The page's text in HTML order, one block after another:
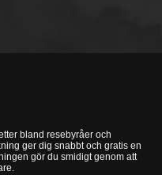
bland resebyråer och
ger dig snabbt och gratis en
gör du smidigt genom att